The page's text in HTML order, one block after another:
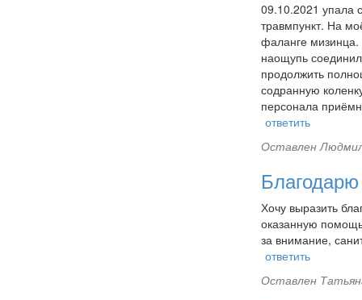
09.10.2021 упала
травмпункт. На
фаланге мизинца.
наощупь
продолжить
содранную
персонала
ответить
Оставлен
Благодарю
Хочу выразить
оказанную
за внимание,
ответить
Оставлен